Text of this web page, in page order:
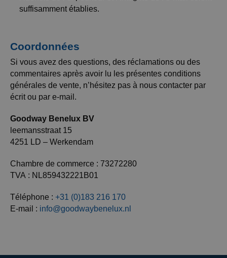
suffisamment établies.
Coordonnées
Si vous avez des questions, des réclamations ou des
commentaires après avoir lu les présentes conditions
générales de vente, n’hésitez pas à nous contacter par
écrit ou par e-mail.
Goodway Benelux BV
leemansstraat 15
4251 LD – Werkendam
Chambre de commerce : 73272280
TVA : NL859432221B01
Téléphone : +31 (0)183 216 170
E-mail : info@goodwaybenelux.nl